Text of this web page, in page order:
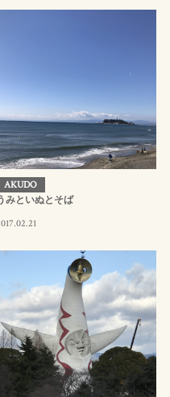
AKUDO
みといぬとそば